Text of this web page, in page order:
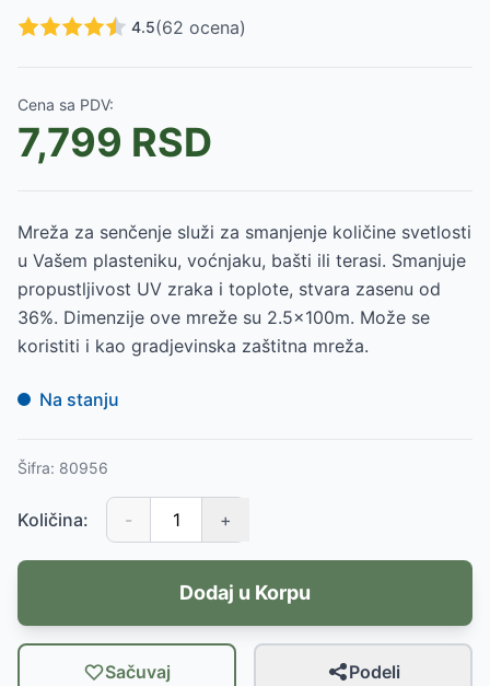
4.5(62 ocena)
Cena sa PDV:
7,799 RSD
Mreža za senčenje služi za smanjenje količine svetlosti
u Vašem plasteniku, voćnjaku, bašti ili terasi. Smanjuje
propustljivost UV zraka i toplote, stvara zasenu od
36%. Dimenzije ove mreže su 2.5x100m. Može se
koristiti i kao gradjevinska zaštitna mreža.
Na stanju
Šifra: 80956
Količina: - +
Dodaj u Korpu
Sačuvaj Podeli